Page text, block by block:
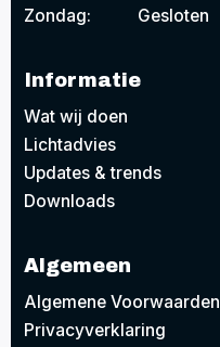
Zondag:
Gesloten
Informatie
Wat wij doen
Lichtadvies
Updates & trends
Downloads
Algemeen
Algemene Voorwaarden
Privacyverklaring